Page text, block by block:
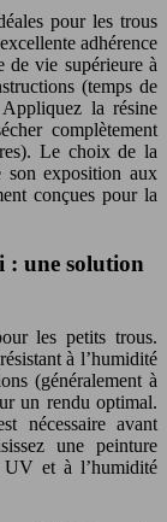
pour les trous
adhérence
de vie supérieure à
(temps de
la résine
complètement
Le choix de la
son exposition aux
conçues pour la
: une solution
les petits trous.
à l’humidité
(généralement à
un rendu optimal.
nécessaire avant
une peinture
UV et à l’humidité